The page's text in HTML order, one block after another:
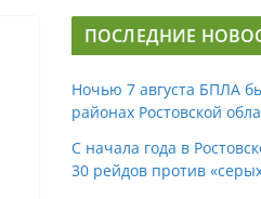
ПОСЛЕДНИЕ
Ночью 7 августа БПЛА
районах Ростовской
С начала года в
30 рейдов против